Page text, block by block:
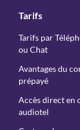
Tarifs
Tarifs par
ou Chat
Avantages du
prépayé
Accès direct en
audiotel